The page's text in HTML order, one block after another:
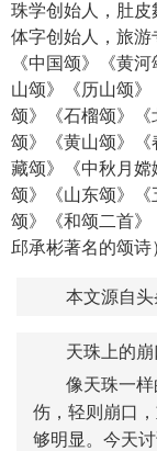
珠学创始人，肚皮
体字创始人，旅游
《中国颂》《黄河
山颂》《历山颂
颂》《石榴颂》
颂》《黄山颂》
藏颂》《中秋月
颂》《山东颂》
颂》《和颂二首
邱承彬著名的颂诗
本文源自
天珠上的
像天珠一
伤，轻则崩口
够明显。今天